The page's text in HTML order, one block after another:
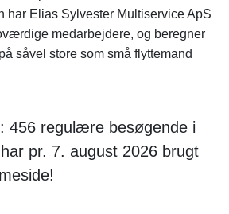
har Elias Sylvester Multiservice ApS
medarbejdere, og beregner
såvel store som små flyttemand
456 regulære besøgende i
pr. 7. august 2026 brugt